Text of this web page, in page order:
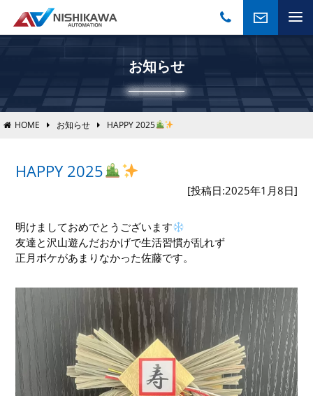
お知らせ
HOME お知らせ HAPPY 2025
HAPPY 2025
[投稿日:2025年1月8日]
明けましておめでとうございます
友達と沢山遊んだおかげで生活習慣が乱れず
正月ボケがあまりなかった佐藤です。